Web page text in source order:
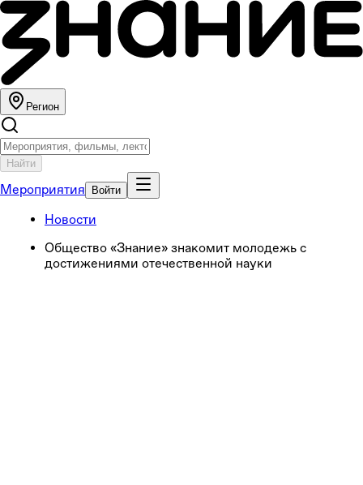
Регион
Найти
Мероприятия Войти
Новости
Общество «Знание» знакомит молодежь с
достижениями отечественной науки